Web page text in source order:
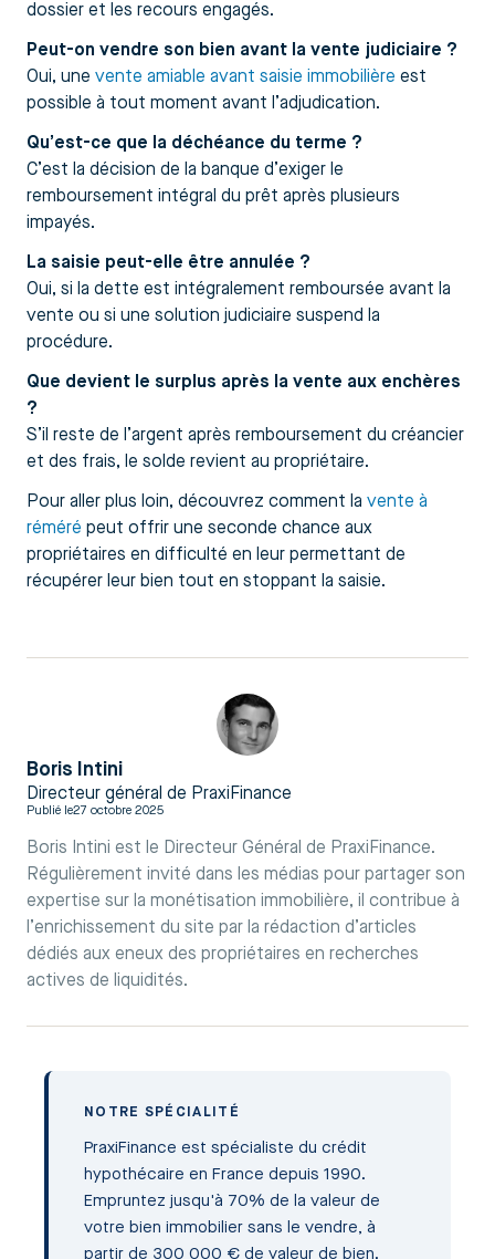
dossier et les recours engagés.
Peut-on vendre son bien avant la vente judiciaire ?
Oui, une vente amiable avant saisie immobilière est
possible à tout moment avant l’adjudication.
Qu’est-ce que la déchéance du terme ?
C’est la décision de la banque d’exiger le
remboursement intégral du prêt après plusieurs
impayés.
La saisie peut-elle être annulée ?
Oui, si la dette est intégralement remboursée avant la
vente ou si une solution judiciaire suspend la
procédure.
Que devient le surplus après la vente aux enchères
?
S’il reste de l’argent après remboursement du créancier
et des frais, le solde revient au propriétaire.
Pour aller plus loin, découvrez comment la vente à
réméré peut offrir une seconde chance aux
propriétaires en difficulté en leur permettant de
récupérer leur bien tout en stoppant la saisie.
Boris Intini
Directeur général de PraxiFinance
Publié le27 octobre 2025
Boris Intini est le Directeur Général de PraxiFinance.
Régulièrement invité dans les médias pour partager son
expertise sur la monétisation immobilière, il contribue à
l’enrichissement du site par la rédaction d’articles
dédiés aux eneux des propriétaires en recherches
actives de liquidités.
NOTRE SPÉCIALITÉ
PraxiFinance est spécialiste du crédit
hypothécaire en France depuis 1990.
Empruntez jusqu'à 70% de la valeur de
votre bien immobilier sans le vendre, à
partir de 300 000 € de valeur de bien.